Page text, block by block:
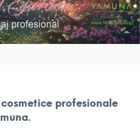
profesionale